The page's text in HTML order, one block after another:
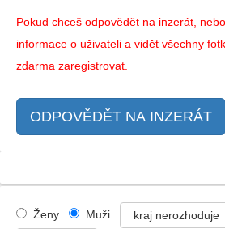
Pokud chceš odpovědět na inzerát,
informace o uživateli a vidět všechny
zdarma zaregistrovat.
ODPOVĚDĚT NA INZERÁT
Ženy Muži